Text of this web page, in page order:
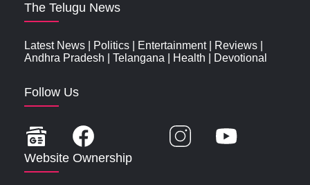
The Telugu News
Latest News Politics Entertainment| Reviews
Andhra Pradesh
Telangana Health Devotional
Follow Us
Website Ownership